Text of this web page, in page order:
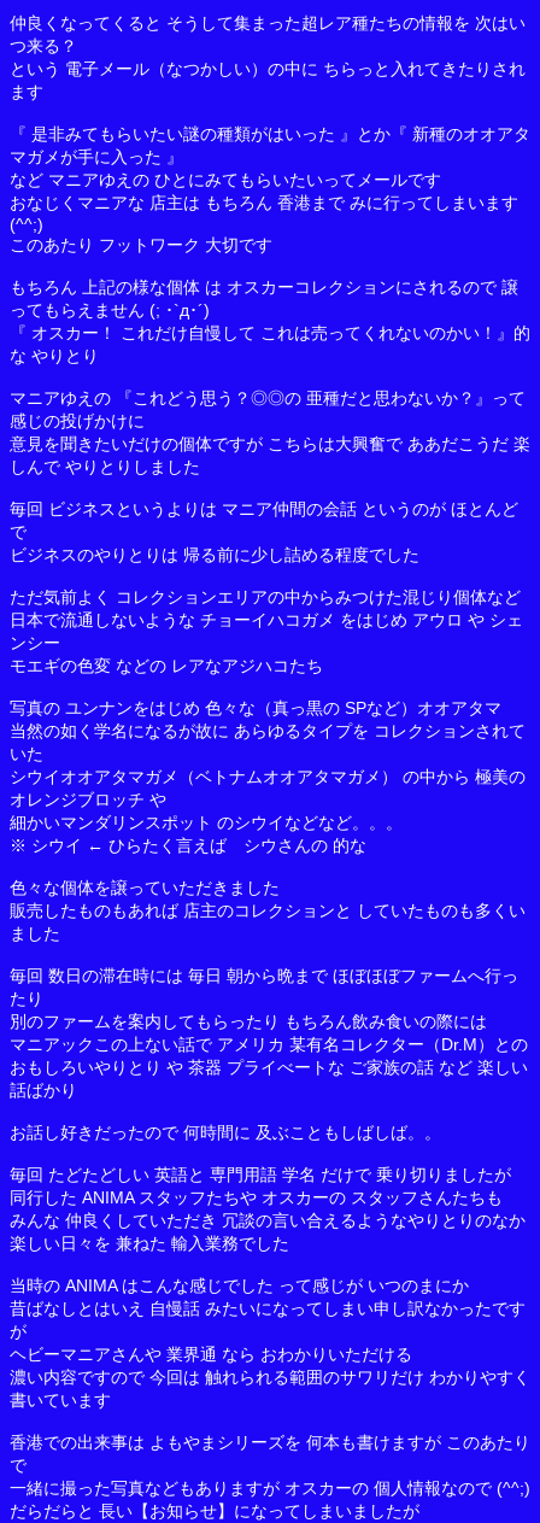
仲良くなってくると そうして集まった超レア種たちの情報を 次はい
つ来る？
という 電子メール（なつかしい）の中に ちらっと入れてきたりされ
ます
『 是非みてもらいたい謎の種類がはいった 』とか『 新種のオオアタ
マガメが手に入った 』
など マニアゆえの ひとにみてもらいたいってメールです
おなじくマニアな 店主は もちろん 香港まで みに行ってしまいます
(^^;)
このあたり フットワーク 大切です
もちろん 上記の様な個体 は オスカーコレクションにされるので 譲
ってもらえません (; ･`д･´)
『 オスカー！ これだけ自慢して これは売ってくれないのかい！』的
な やりとり
マニアゆえの 『これどう思う？◎◎の 亜種だと思わないか？』って
感じの投げかけに
意見を聞きたいだけの個体ですが こちらは大興奮で ああだこうだ 楽
しんで やりとりしました
毎回 ビジネスというよりは マニア仲間の会話 というのが ほとんど
で
ビジネスのやりとりは 帰る前に少し詰める程度でした
ただ気前よく コレクションエリアの中からみつけた混じり個体など
日本で流通しないような チョーイハコガメ をはじめ アウロ や シェ
ンシー
モエギの色変 などの レアなアジハコたち
写真の ユンナンをはじめ 色々な（真っ黒の SPなど）オオアタマ
当然の如く学名になるが故に あらゆるタイプを コレクションされて
いた
シウイオオアタマガメ（ベトナムオオアタマガメ） の中から 極美の
オレンジブロッチ や
細かいマンダリンスポット のシウイなどなど。。。
※ シウイ ← ひらたく言えば シウさんの 的な
色々な個体を譲っていただきました
販売したものもあれば 店主のコレクションと していたものも多くい
ました
毎回 数日の滞在時には 毎日 朝から晩まで ほぼほぼファームへ行っ
たり
別のファームを案内してもらったり もちろん飲み食いの際には
マニアックこの上ない話で アメリカ 某有名コレクター（Dr.M）との
おもしろいやりとり や 茶器 プライべートな ご家族の話 など 楽しい
話ばかり
お話し好きだったので 何時間に 及ぶこともしばしば。。
毎回 たどたどしい 英語と 専門用語 学名 だけで 乗り切りましたが
同行した ANIMA スタッフたちや オスカーの スタッフさんたちも
みんな 仲良くしていただき 冗談の言い合えるようなやりとりのなか
楽しい日々を 兼ねた 輸入業務でした
当時の ANIMA はこんな感じでした って感じが いつのまにか
昔ばなしとはいえ 自慢話 みたいになってしまい申し訳なかったです
が
ヘビーマニアさんや 業界通 なら おわかりいただける
濃い内容ですので 今回は 触れられる範囲のサワリだけ わかりやすく
書いています
香港での出来事は よもやまシリーズを 何本も書けますが このあたり
で
一緒に撮った写真などもありますが オスカーの 個人情報なので (^^;)
だらだらと 長い【お知らせ】になってしまいましたが